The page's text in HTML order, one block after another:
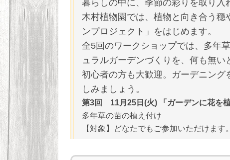
暮らしの中に、季節の彩りを取り入
木村植物園では、植物と向き合う
ンプロジェクト」をはじめます。
全5回のワークショップでは、多年
ュラルガーデンづくりを、何も無い
初心者の方も大歓迎。ガーデニン
しみましょう。
第3回 11月25日(火) 「ガーデンに花を植
多年草の苗の植え付け
【対象】どなたでもご参加いただけま